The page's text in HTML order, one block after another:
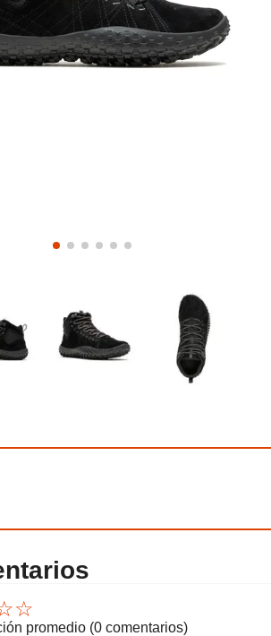
☆
promedio (0 comentarios)